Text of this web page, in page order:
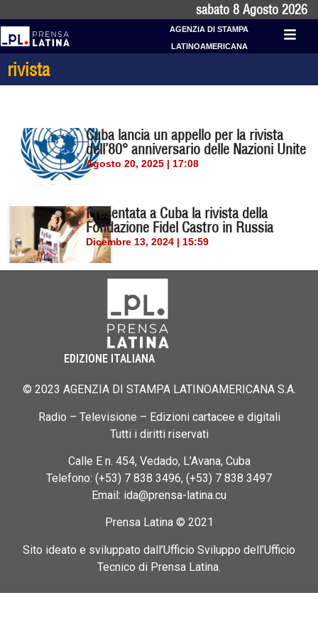
sabato 8 Agosto 2026
AGENZIA DI STAMPA
LATINOAMERICANA
rivista
Cuba lancia un appello per la rivista
dell’80° anniversario delle Nazioni Unite
Agosto 20, 2025 | 17:08
Presentata a Cuba la rivista della
Fondazione Fidel Castro in Russia
Dicembre 13, 2024 | 15:59
EDIZIONE ITALIANA
© 2023 AGENZIA DI STAMPA LATINOAMERICANA S.A.
Radio – Televisione – Edizioni cartacee e digitali
Tutti i diritti riservati
Calle E n. 454, Vedado, L’Avana, Cuba
Telefono: (+53) 7 838 3496, (+53) 7 838 3497
Email: ida@prensa-latina.cu
Prensa Latina © 2021
Sito ideato e sviluppato dall’Ufficio Sviluppo dell’Ufficio
Tecnico di Prensa Latina.